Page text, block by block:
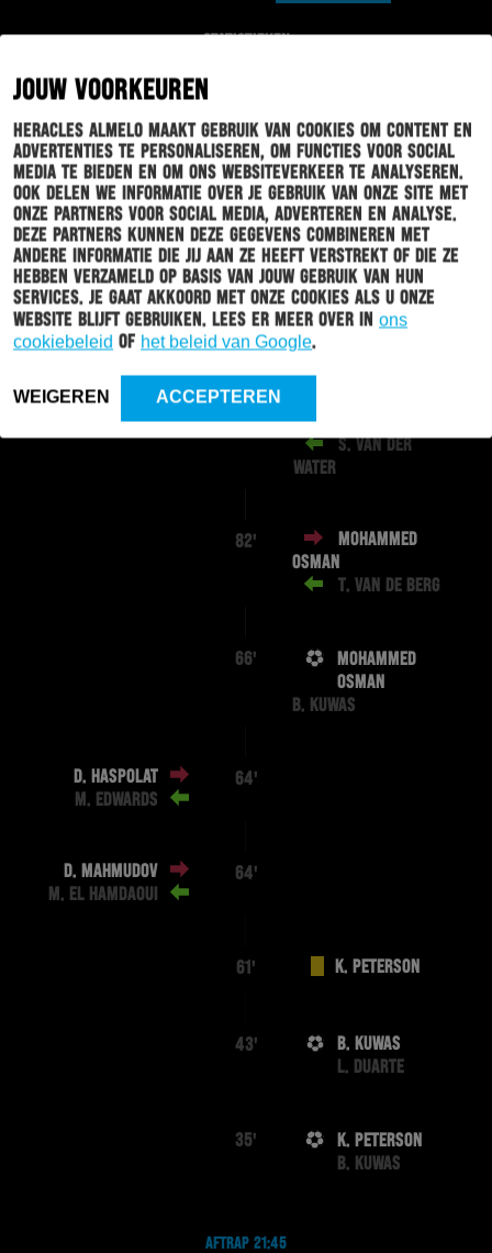
JOUW VOORKEUREN
Heracles Almelo maakt gebruik van cookies om content en
advertenties te personaliseren, om functies voor social
media te bieden en om ons websiteverkeer te analyseren.
Ook delen we informatie over je gebruik van onze site met
onze partners voor social media, adverteren en analyse.
Deze partners kunnen deze gegevens combineren met
andere informatie die jij aan ze heeft verstrekt of die ze
hebben verzameld op basis van jouw gebruik van hun
services. Je gaat akkoord met onze cookies als u onze
website blijft gebruiken. Lees er meer over in ons
cookiebeleid of het beleid van Google.
WEIGEREN ACCEPTEREN
STATISTIEKEN
EINDE WEDSTRIJD
89'
L. DUARTE
D. DOS SANTOS
J. MATTHEIJ 85'
84'
S. VAN DER
WATER
82'
MOHAMMED
OSMAN
T. VAN DE BERG
66'
MOHAMMED
OSMAN
B. KUWAS
D. HASPOLAT
M. EDWARDS
64'
D. MAHMUDOV
M. EL HAMDAOUI
64'
61' K. PETERSON
43'
B. KUWAS
L. DUARTE
35'
K. PETERSON
B. KUWAS
AFTRAP 21:45